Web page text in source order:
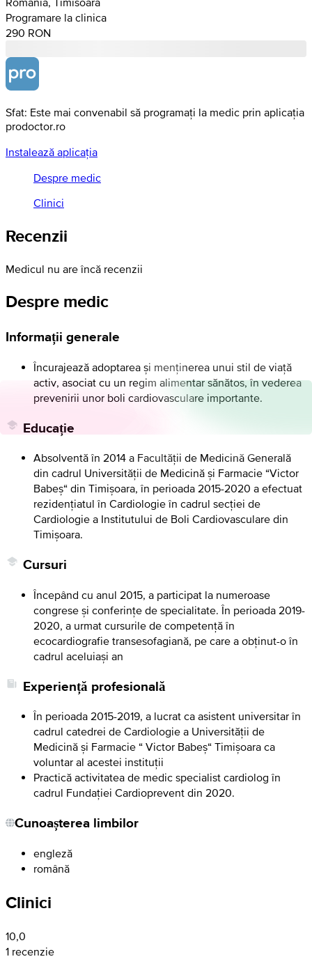
Programare la clinica
290 RON
Sfat: Este mai convenabil să programați la medic prin aplicația
prodoctor.ro
Instalează aplicația
Despre medic
Clinici
Recenzii
Medicul nu are încă recenzii
Despre medic
Informații generale
Încurajează adoptarea și menținerea unui stil de viață
activ, asociat cu un regim alimentar sănătos, în vederea
prevenirii unor boli cardiovasculare importante.
Educație
Absolventă în 2014 a Facultății de Medicină Generală
din cadrul Universității de Medicină și Farmacie “Victor
Babeș“ din Timișoara, în perioada 2015-2020 a efectuat
rezidențiatul în Cardiologie în cadrul secției de
Cardiologie a Institutului de Boli Cardiovasculare din
Timișoara.
Cursuri
Începând cu anul 2015, a participat la numeroase
congrese și conferințe de specialitate. În perioada 2019-
2020, a urmat cursurile de competență în
ecocardiografie transesofagiană, pe care a obținut-o în
cadrul aceluiași an
Experiență profesională
În perioada 2015-2019, a lucrat ca asistent universitar în
cadrul catedrei de Cardiologie a Universității de
Medicină și Farmacie “ Victor Babeș“ Timișoara ca
voluntar al acestei instituții
Practică activitatea de medic specialist cardiolog în
cadrul Fundației Cardioprevent din 2020.
Cunoașterea limbilor
engleză
română
Clinici
10,0
1 recenzie